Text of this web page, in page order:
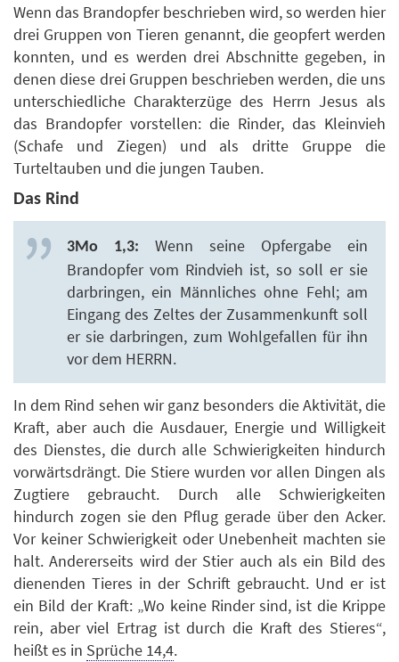
Wenn das Brandopfer beschrieben wird, so werden hier
drei Gruppen von Tieren genannt, die geopfert werden
konnten, und es werden drei Abschnitte gegeben, in
denen diese drei Gruppen beschrieben werden, die uns
unterschiedliche Charakterzüge des Herrn Jesus als
das Brandopfer vorstellen: die Rinder, das Kleinvieh
(Schafe und Ziegen) und als dritte Gruppe die
Turteltauben und die jungen Tauben.
Das Rind
3Mo 1,3:
Wenn seine Opfergabe ein
Brandopfer vom Rindvieh ist, so soll er sie
darbringen, ein Männliches ohne Fehl; am
Eingang des Zeltes der Zusammenkunft soll
er sie darbringen, zum Wohlgefallen für ihn
vor dem HERRN.
In dem Rind sehen wir ganz besonders die Aktivität, die
Kraft, aber auch die Ausdauer, Energie und Willigkeit
des Dienstes, die durch alle Schwierigkeiten hindurch
vorwärtsdrängt. Die Stiere wurden vor allen Dingen als
Zugtiere gebraucht. Durch alle Schwierigkeiten
hindurch zogen sie den Pflug gerade über den Acker.
Vor keiner Schwierigkeit oder Unebenheit machten sie
halt. Andererseits wird der Stier auch als ein Bild des
dienenden Tieres in der Schrift gebraucht. Und er ist
ein Bild der Kraft: „Wo keine Rinder sind, ist die Krippe
rein, aber viel Ertrag ist durch die Kraft des Stieres“,
heißt es in Sprüche 14,4.